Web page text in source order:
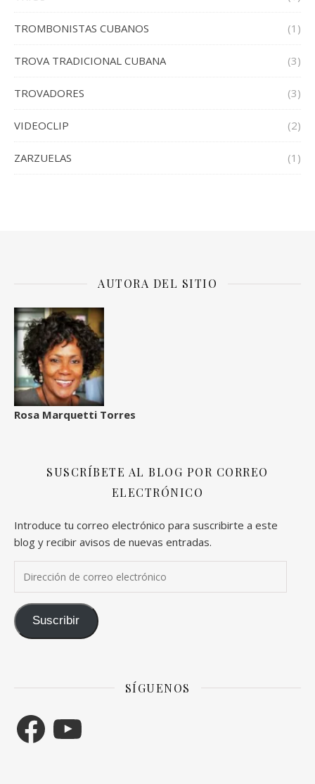
TROMBONISTAS CUBANOS (1)
TROVA TRADICIONAL CUBANA (3)
TROVADORES (3)
VIDEOCLIP (2)
ZARZUELAS (1)
AUTORA DEL SITIO
Rosa Marquetti Torres
SUSCRÍBETE AL BLOG POR CORREO
ELECTRÓNICO
Introduce tu correo electrónico para suscribirte a este
blog y recibir avisos de nuevas entradas.
Suscribir
SÍGUENOS
Facebook